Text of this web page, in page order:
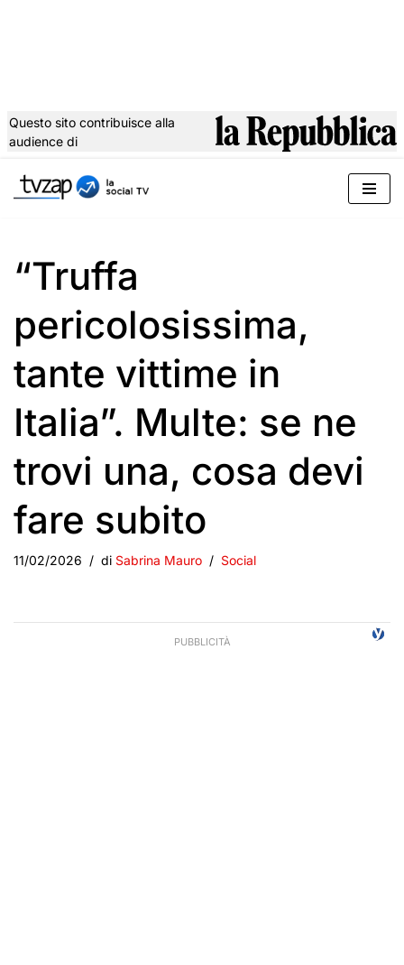
al
Questo sito contribuisce alla
audience di
“Truffa
pericolosissima,
tante vittime in
Italia”. Multe: se ne
trovi una, cosa devi
fare subito
11/02/2026 di Sabrina Mauro Social